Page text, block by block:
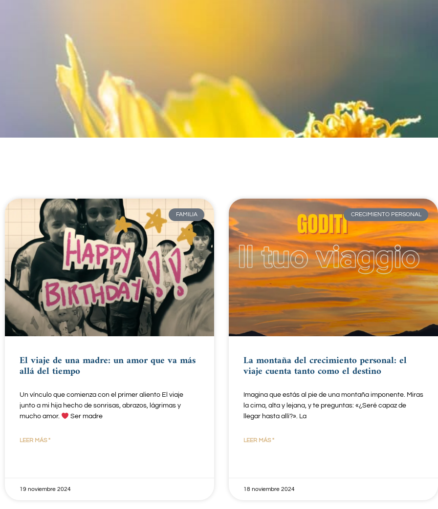
FAMILIA
El viaje de una madre: un amor que va más
allá del tiempo
Un vínculo que comienza con el primer aliento El viaje
junto a mi hija hecho de sonrisas, abrazos, lágrimas y
mucho amor.
Ser madre
LEER MÁS "
19 noviembre 2024
CRECIMIENTO PERSONAL
La montaña del crecimiento personal: el
viaje cuenta tanto como el destino
Imagina que estás al pie de una montaña imponente. Miras
la cima, alta y lejana, y te preguntas: «¿Seré capaz de
llegar hasta allí?». La
LEER MÁS "
18 noviembre 2024